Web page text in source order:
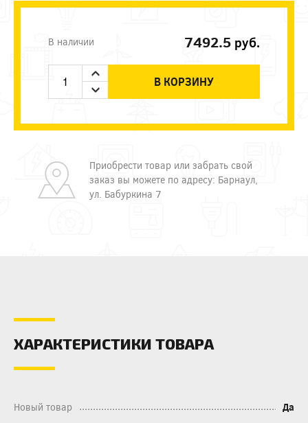
В наличии 7492.5 руб.
В КОРЗИНУ
Приобрести товар или забрать свой
заказ вы можете по адресу: Барнаул,
ул. Бабуркина 7
ХАРАКТЕРИСТИКИ ТОВАРА
Новый товар Да